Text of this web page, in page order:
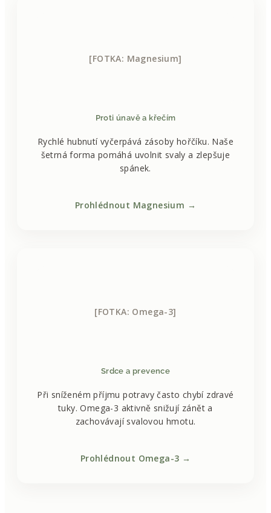
[FOTKA: Magnesium]
Proti únavě a křečím
Rychlé hubnutí vyčerpává zásoby hořčíku. Naše
šetrná forma pomáhá uvolnit svaly a zlepšuje
spánek.
Prohlédnout Magnesium →
[FOTKA: Omega-3]
Srdce a prevence
Při sníženém příjmu potravy často chybí zdravé
tuky. Omega-3 aktivně snižují zánět a
zachovávají svalovou hmotu.
Prohlédnout Omega-3 →